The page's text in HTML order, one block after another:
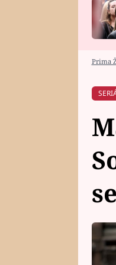
HOROSKOP NA
Prima